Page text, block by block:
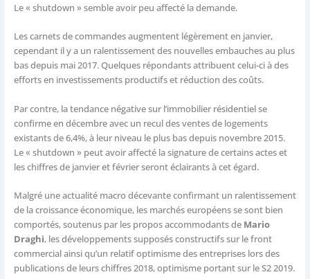
Le « shutdown » semble avoir peu affecté la demande.
Les carnets de commandes augmentent légèrement en janvier,
cependant il y a un ralentissement des nouvelles embauches au plus
bas depuis mai 2017. Quelques répondants attribuent celui-ci à des
efforts en investissements productifs et réduction des coûts.
Par contre, la tendance négative sur l’immobilier résidentiel se
confirme en décembre avec un recul des ventes de logements
existants de 6,4%, à leur niveau le plus bas depuis novembre 2015.
Le « shutdown » peut avoir affecté la signature de certains actes et
les chiffres de janvier et février seront éclairants à cet égard.
Malgré une actualité macro décevante confirmant un ralentissement
de la croissance économique, les marchés européens se sont bien
comportés, soutenus par les propos accommodants de Mario
Draghi, les développements supposés constructifs sur le front
commercial ainsi qu’un relatif optimisme des entreprises lors des
publications de leurs chiffres 2018, optimisme portant sur le S2 2019.